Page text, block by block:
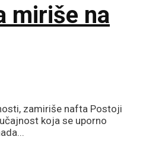
miriše na
zamiriše nafta Postoji
koja se uporno